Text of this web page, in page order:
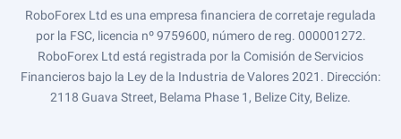
RoboForex Ltd es una empresa financiera de corretaje regulada
por la FSC, licencia nº 9759600, número de reg. 000001272.
RoboForex Ltd está registrada por la Comisión de Servicios
Financieros bajo la Ley de la Industria de Valores 2021. Dirección:
2118 Guava Street, Belama Phase 1, Belize City, Belize.